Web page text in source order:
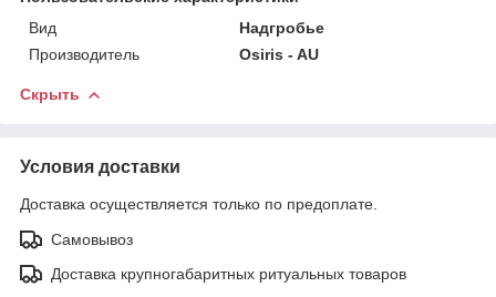
Вид
Надгробье
Производитель
Osiris - AU
Скрыть
Условия доставки
Доставка осуществляется только по предоплате.
Самовывоз
Доставка крупногабаритных ритуальных товаров